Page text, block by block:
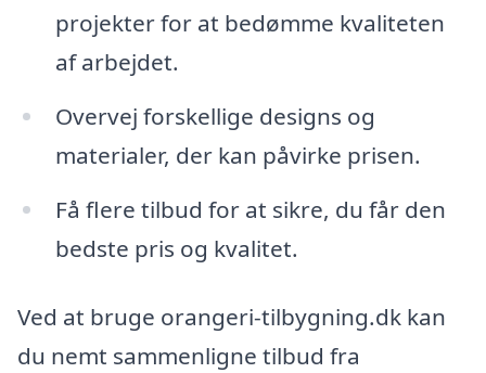
projekter for at bedømme kvaliteten
af arbejdet.
Overvej forskellige designs og
materialer, der kan påvirke prisen.
Få flere tilbud for at sikre, du får den
bedste pris og kvalitet.
Ved at bruge orangeri-tilbygning.dk kan
du nemt sammenligne tilbud fra